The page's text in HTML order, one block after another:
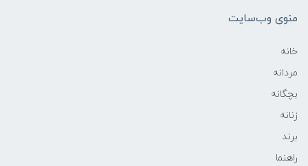
منوی وب‌سایت
خانه
مردانه
بچگانه
زنانه
برند
راهنما